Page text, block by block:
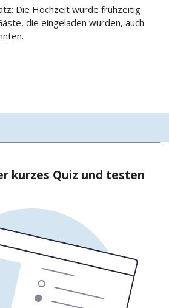
Die Hochzeit wurde frühzeitig
die eingeladen wurden, auch